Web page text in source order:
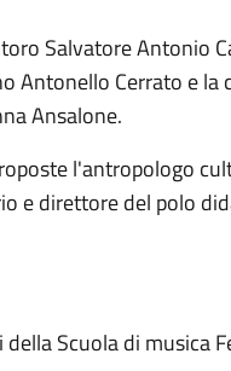
Salvatore Antonio
Antonello Cerrato e
Ansalone.
l'antropologo
e direttore del polo
Scuola di musica